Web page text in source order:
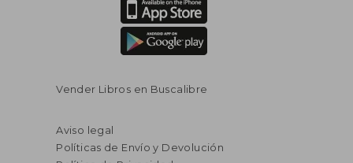
Vender Libros en Buscalibre
Aviso legal
Políticas de Envío y Devolución